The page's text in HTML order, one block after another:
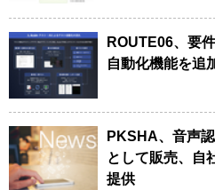
ROUTE06、要
自動化機能を追
PKSHA、音声
として販売、自
提供